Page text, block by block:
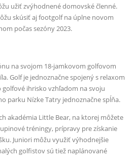
užiť zvýhodnené domovské členné.
skúsiť aj footgolf na úplne novom
počas sezóny 2023.
na svojom 18-jamkovom golfovom
Golf je jednoznačne spojený s relaxom
ihrisko vzhľadom na svoju
parku Nízke Tatry jednoznačne spĺňa.
akadémia Little Bear, na ktorej môžete
tréningy, prípravy pre získanie
Juniori môžu využiť výhodnejšie
golfistov sú tiež naplánované